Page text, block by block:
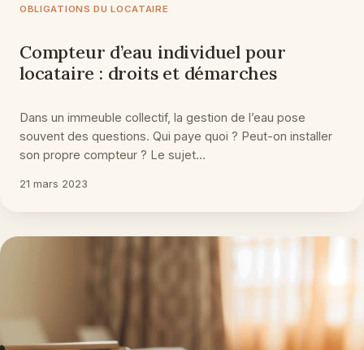
OBLIGATIONS DU LOCATAIRE
Compteur d’eau individuel pour
locataire : droits et démarches
Dans un immeuble collectif, la gestion de l’eau pose
souvent des questions. Qui paye quoi ? Peut-on installer
son propre compteur ? Le sujet…
21 mars 2023